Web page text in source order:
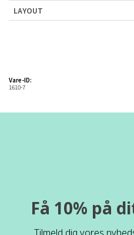
LAYOUT
Vare-ID:
1610-7
Få 10% på